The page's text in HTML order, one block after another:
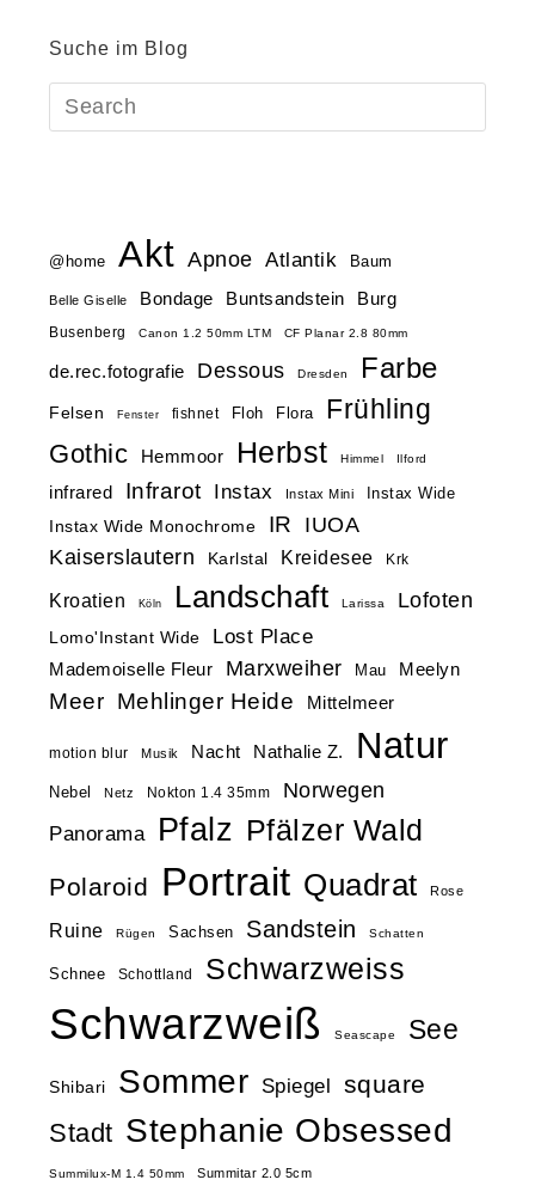
Suche im Blog
@home Akt Apnoe Atlantik Baum
Belle Giselle Bondage Buntsandstein Burg
Busenberg Canon 1.2 50mm LTM CF Planar 2.8 80mm
de.rec.fotografie Dessous Dresden Farbe
Felsen Fenster fishnet Floh Flora Frühling
Gothic Hemmoor Herbst Himmel Ilford
infrared Infrarot Instax Instax Mini
Instax Wide
Instax Wide Monochrome
IR
IUOA
Kaiserslautern
Karlstal Kreidesee Krk
Kroatien Köln Landschaft Larissa Lofoten
Lomo'Instant Wide Lost Place
Mademoiselle Fleur Marxweiher Mau Meelyn
Meer Mehlinger Heide Mittelmeer
motion blur Musik Nacht Nathalie Z. Natur
Nebel Netz Nokton 1.4 35mm Norwegen
Panorama Pfalz Pfälzer Wald
Polaroid Portrait Quadrat Rose
Ruine Rügen Sachsen Sandstein Schatten
Schnee Schottland Schwarzweiss
Schwarzweiß Seascape See
Shibari Sommer Spiegel square
Stadt Stephanie Obsessed
Summilux-M 1.4 50mm Summitar 2.0 5cm